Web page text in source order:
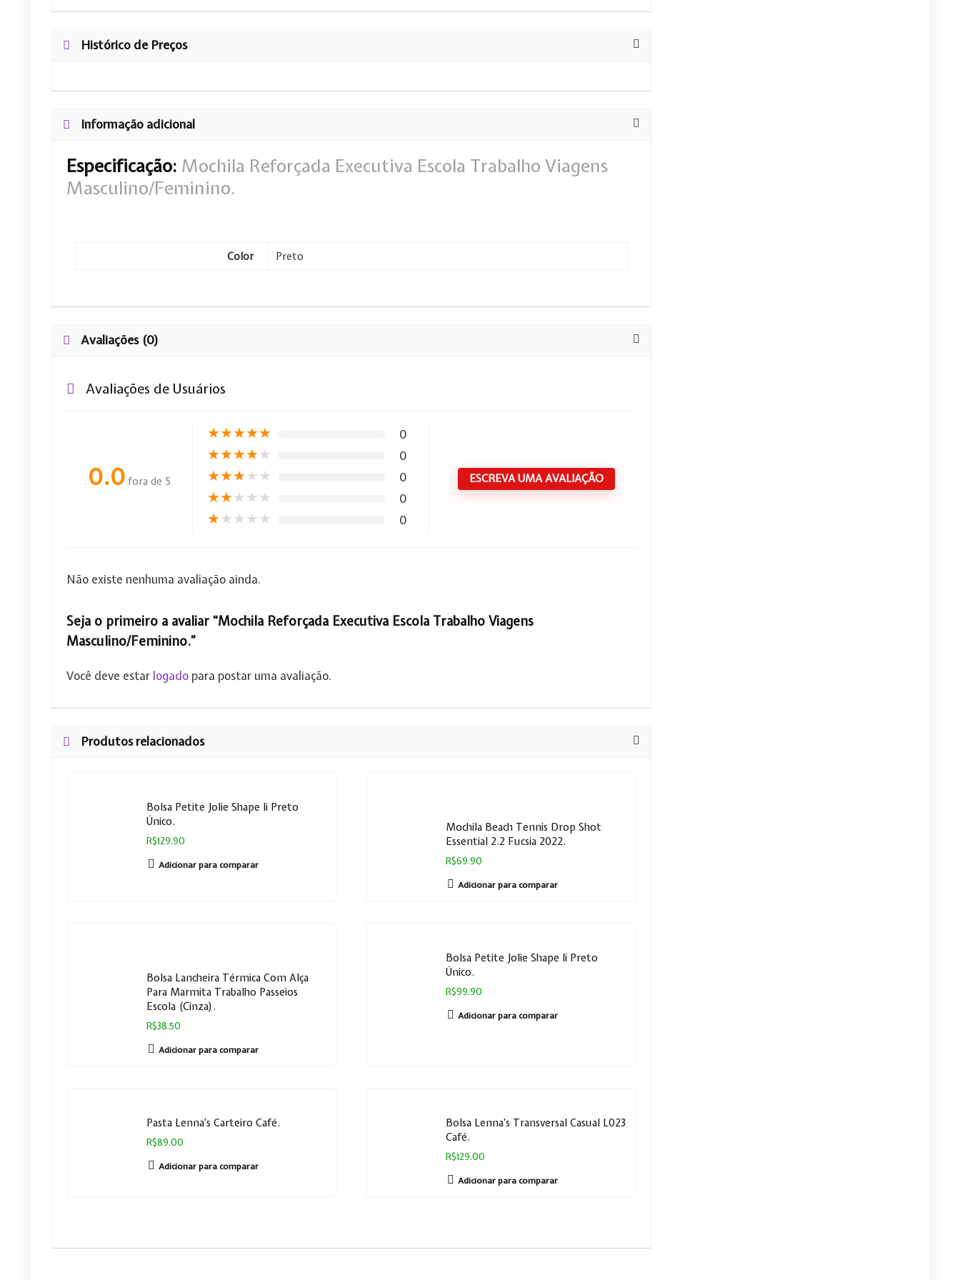
Histórico de Preços
Informação adicional
Especificação: Mochila Reforçada Executiva Escola Trabalho Viagens
Masculino/Feminino.
Color Preto
Avaliações (0)
Avaliações de Usuários
0.0 fora de 5
★★★★★ 0
★★★★★ 0
★★★★★ 0
★★★★★ 0
★★★★★ 0
ESCREVA UMA AVALIAÇÃO
Não existe nenhuma avaliação ainda.
Seja o primeiro a avaliar “Mochila Reforçada Executiva Escola Trabalho Viagens
Masculino/Feminino.”
Você deve estar logadopara postar uma avaliação.
Produtos relacionados
Bolsa Petite Jolie Shape Ii Preto
Único.
R$129.90
Adicionar para comparar
Mochila Beach Tennis Drop Shot
Essential 2.2 Fucsia 2022.
R$69.90
Adicionar para comparar
Bolsa Lancheira Térmica Com Alça
Para Marmita Trabalho Passeios
Escola (Cinza).
R$38.50
Adicionar para comparar
Bolsa Petite Jolie Shape Ii Preto
Único.
R$99.90
Adicionar para comparar
Pasta Lenna’s Carteiro Café.
R$89.00
Adicionar para comparar
Bolsa Lenna’s Transversal Casual L023
Café.
R$129.00
Adicionar para comparar